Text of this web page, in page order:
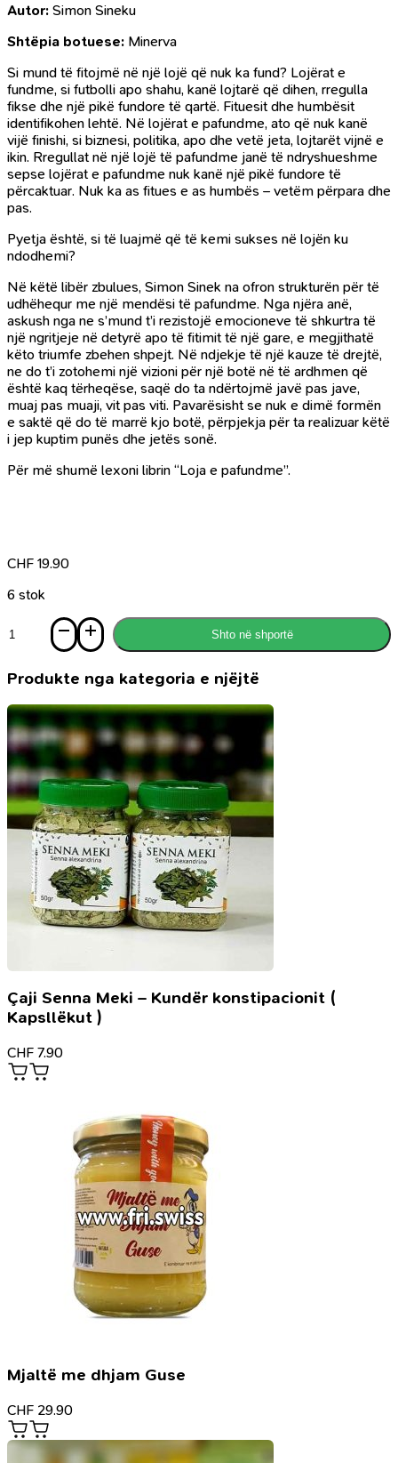
Autor: Simon Sineku
Shtëpia botuese: Minerva
Si mund të fitojmë në një lojë që nuk ka fund? Lojërat e
fundme, si futbolli apo shahu, kanë lojtarë që dihen, rregulla
fikse dhe një pikë fundore të qartë. Fituesit dhe humbësit
identifikohen lehtë. Në lojërat e pafundme, ato që nuk kanë
vijë finishi, si biznesi, politika, apo dhe vetë jeta, lojtarët vijnë e
ikin. Rregullat në një lojë të pafundme janë të ndryshueshme
sepse lojërat e pafundme nuk kanë një pikë fundore të
përcaktuar. Nuk ka as fitues e as humbës – vetëm përpara dhe
pas.
Pyetja është, si të luajmë që të kemi sukses në lojën ku
ndodhemi?
Në këtë libër zbulues, Simon Sinek na ofron strukturën për të
udhëhequr me një mendësi të pafundme. Nga njëra anë,
askush nga ne s’mund t’i rezistojë emocioneve të shkurtra të
një ngritjeje në detyrë apo të fitimit të një gare, e megjithatë
këto triumfe zbehen shpejt. Në ndjekje të një kauze të drejtë,
ne do t’i zotohemi një vizioni për një botë në të ardhmen që
është kaq tërheqëse, saqë do ta ndërtojmë javë pas jave,
muaj pas muaji, vit pas viti. Pavarësisht se nuk e dimë formën
e saktë që do të marrë kjo botë, përpjekja për ta realizuar këtë
i jep kuptim punës dhe jetës sonë.
Për më shumë lexoni librin “Loja e pafundme”.
CHF 19.90
6 stok
Loja
pafundme
Shto në shportë
Produkte nga kategoria e njëjtë
Çaji Senna Meki – Kundër konstipacionit (
Kapsllëkut )
CHF 7.90
Mjaltë me dhjam Guse
CHF 29.90